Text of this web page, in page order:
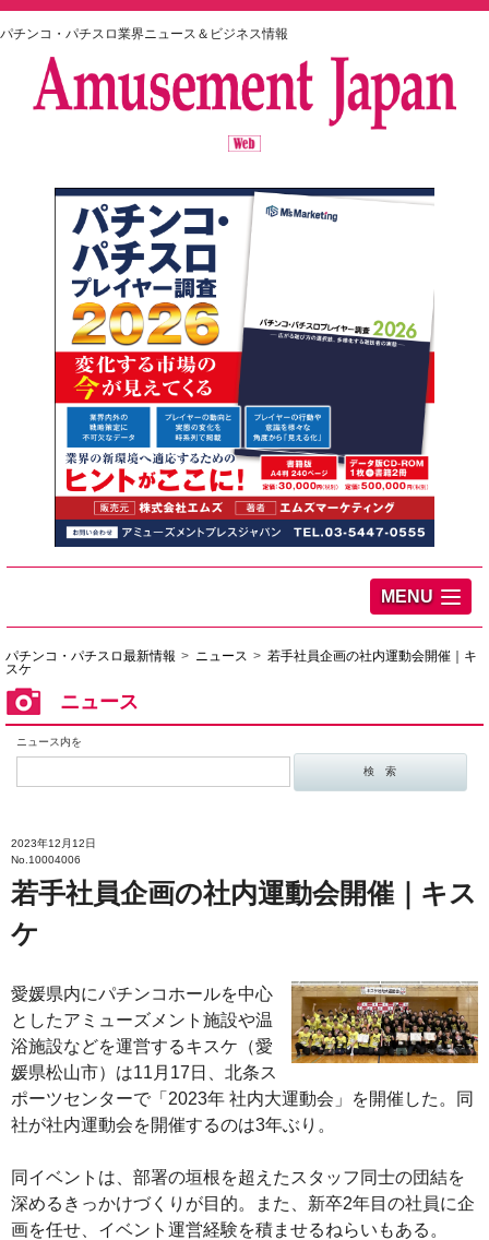
パチンコ・パチスロ業界ニュース＆ビジネス情報
MENU
パチンコ・パチスロ最新情報 ニュース
若手社員企画の社内運動会開催｜キ
スケ
ニュース
ニュース内を
2023年12月12日
No.10004006
若手社員企画の社内運動会開催｜キス
ケ
愛媛県内にパチンコホールを中心
としたアミューズメント施設や温
浴施設などを運営するキスケ（愛
媛県松山市）は11月17日、北条ス
ポーツセンターで「2023年 社内大運動会」を開催した。同
社が社内運動会を開催するのは3年ぶり。
同イベントは、部署の垣根を超えたスタッフ同士の団結を
深めるきっかけづくりが目的。また、新卒2年目の社員に企
画を任せ、イベント運営経験を積ませるねらいもある。